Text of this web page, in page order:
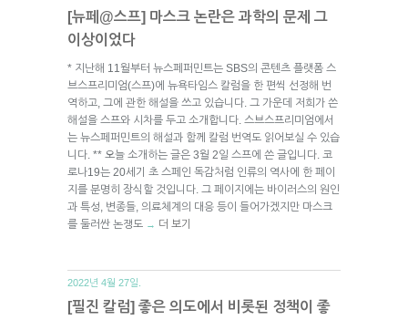
[뉴페@스프] 마스크 논란은 과학의 문제 그
이상이었다
* 지난해 11월부터 뉴스페퍼민트는 SBS의 콘텐츠 플랫폼 스
브스프리미엄(스프)에 뉴욕타임스 칼럼을 한 편씩 선정해 번
역하고, 그에 관한 해설을 쓰고 있습니다. 그 가운데 저희가 쓴
해설을 스프와 시차를 두고 소개합니다. 스브스프리미엄에서
는 뉴스페퍼민트의 해설과 함께 칼럼 번역도 읽어보실 수 있습
니다. ** 오늘 소개하는 글은 3월 2일 스프에 쓴 글입니다. 코
로나19는 20세기 초 스페인 독감처럼 인류의 역사에 한 페이
지를 분명히 장식할 것입니다. 그 페이지에는 바이러스의 원인
과 특성, 변종들, 의료체계의 대응 등이 들어가겠지만 마스크
를 둘러싼 논쟁도 → 더 보기
2022년 4월 27일.
[필진 칼럼] 좋은 의도에서 비롯된 정책이 좋